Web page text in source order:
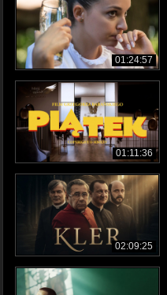
01:24:57
01:11:36
02:09:25